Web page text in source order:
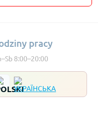
pracy
8:00–20:00